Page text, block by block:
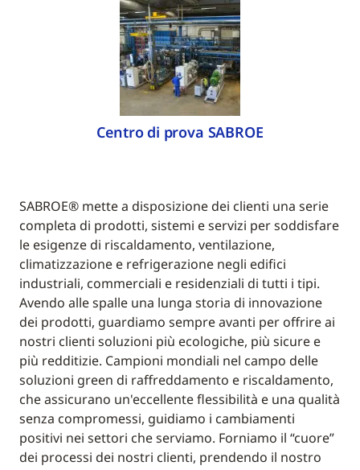
Centro di prova SABROE
SABROE® mette a disposizione dei clienti una serie
completa di prodotti, sistemi e servizi per soddisfare
le esigenze di riscaldamento, ventilazione,
climatizzazione e refrigerazione negli edifici
industriali, commerciali e residenziali di tutti i tipi.
Avendo alle spalle una lunga storia di innovazione
dei prodotti, guardiamo sempre avanti per offrire ai
nostri clienti soluzioni più ecologiche, più sicure e
più redditizie. Campioni mondiali nel campo delle
soluzioni green di raffreddamento e riscaldamento,
che assicurano un'eccellente flessibilità e una qualità
senza compromessi, guidiamo i cambiamenti
positivi nei settori che serviamo. Forniamo il “cuore”
dei processi dei nostri clienti, prendendo il nostro